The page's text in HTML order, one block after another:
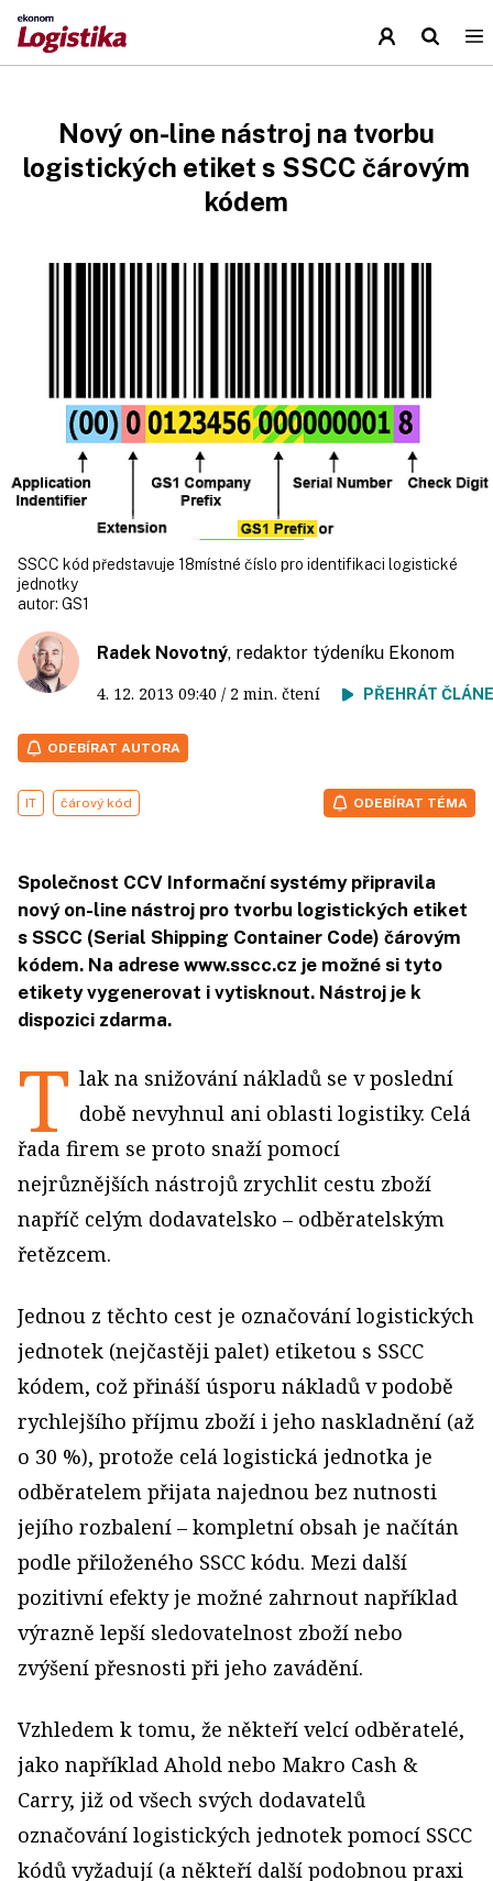
Nový on-line nástroj na tvorbu
logistických etiket s SSCC čárovým
kódem
SSCC kód představuje 18místné číslo pro identifikaci logistické
jednotky
autor: GS1
Radek Novotný, redaktor týdeníku Ekonom
4. 12. 2013 09:40 / 2 min. čtení PŘEHRÁT
ODEBÍRAT AUTORA
IT čárový kód ODEBÍRAT TÉMA
Společnost CCV Informační systémy připravila
nový on-line nástroj pro tvorbu logistických etiket
s SSCC (Serial Shipping Container Code) čárovým
kódem. Na adrese www.sscc.cz je možné si tyto
etikety vygenerovat i vytisknout. Nástroj je k
dispozici zdarma.
T lak na snižování nákladů se v poslední
době nevyhnul ani oblasti logistiky. Celá
řada firem se proto snaží pomocí
nejrůznějších nástrojů zrychlit cestu zboží
napříč celým dodavatelsko – odběratelským
řetězcem.
Jednou z těchto cest je označování logistických
jednotek (nejčastěji palet) etiketou s SSCC
kódem, což přináší úsporu nákladů v podobě
rychlejšího příjmu zboží i jeho naskladnění (až
o 30 %), protože celá logistická jednotka je
odběratelem přijata najednou bez nutnosti
jejího rozbalení – kompletní obsah je načítán
podle přiloženého SSCC kódu. Mezi další
pozitivní efekty je možné zahrnout například
výrazně lepší sledovatelnost zboží nebo
zvýšení přesnosti při jeho zavádění.
Vzhledem k tomu, že někteří velcí odběratelé,
jako například Ahold nebo Makro Cash &
Carry, již od všech svých dodavatelů
označování logistických jednotek pomocí SSCC
kódů vyžadují (a někteří další podobnou praxi